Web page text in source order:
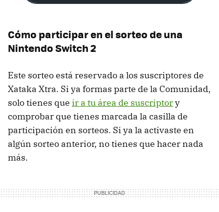
Cómo participar en el sorteo de una
Nintendo Switch 2
Este sorteo está reservado a los suscriptores de
Xataka Xtra. Si ya formas parte de la Comunidad,
solo tienes que ir a tu área de suscriptory
comprobar que tienes marcada la casilla de
participación en sorteos. Si ya la activaste en
algún sorteo anterior, no tienes que hacer nada
más.